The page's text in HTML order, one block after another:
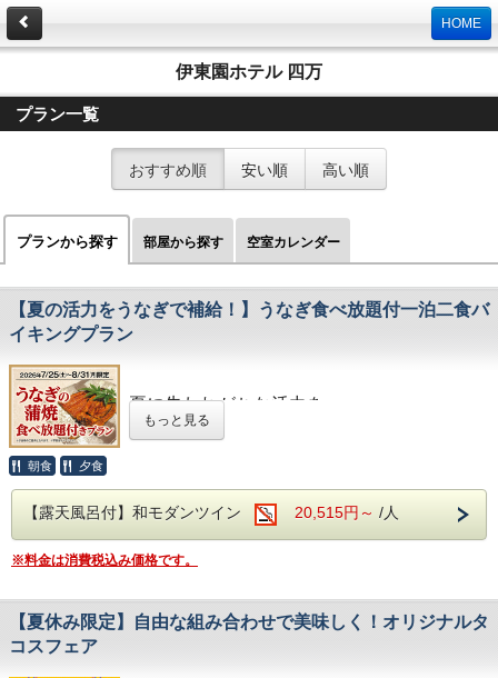
HOME
伊東園ホテル 四万
プラン一覧
おすすめ順 安い順 高い順
プランから探す 部屋から探す 空室カレンダー
【夏の活力をうなぎで補給！】うなぎ食べ放題付一泊二食バ
イキングプラン
夏に失われがちな活力を、
ガッツリうなぎでチャージ！
普段はなかなか手が届きにくい鰻も、 バイキングなら思う
を、ぜひご賞味ください！
開催期間
2026年7月25日(土) ～ 2026年8月31日(月)
※仕入状況によっては内容が変更になる場合があります。
もっと見る
朝食 夕食
【露天風呂付】和モダンツイン 20,515円～ /人
※料金は消費税込み価格です。
【夏休み限定】自由な組み合わせで美味しく！オリジナルタ
コスフェア